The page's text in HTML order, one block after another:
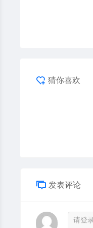
猜你喜欢
发表评论